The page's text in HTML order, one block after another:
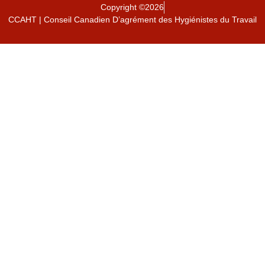
Copyright ©2026
CCAHT | Conseil Canadien D’agrément des Hygiénistes du Travail